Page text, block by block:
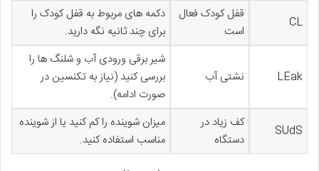
CL
قفل کودک فعال
است
دکمه های مربوط به قفل کودک را
برای چند ثانیه نگه دارید.
LEak نشتی آب
شیر برقی ورودی آب و شلنگ ها را
بررسی کنید (نیاز به تکنسین در
صورت ادامه).
SUdS
کف زیاد در
دستگاه
میزان شوینده را کم کنید یا از شوینده
مناسب استفاده کنید.